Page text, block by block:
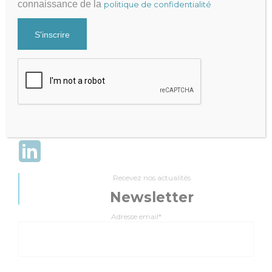
Julien FRAYSSE
Contact
Recevez nos actualités
Newsletter
Adresse email*
connaissance de la politique de confidentialité